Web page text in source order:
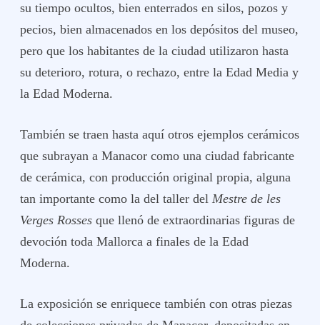
su tiempo ocultos, bien enterrados en silos, pozos y
pecios, bien almacenados en los depósitos del museo,
pero que los habitantes de la ciudad utilizaron hasta
su deterioro, rotura, o rechazo, entre la Edad Media y
la Edad Moderna.
También se traen hasta aquí otros ejemplos cerámicos
que subrayan a Manacor como una ciudad fabricante
de cerámica, con producción original propia, alguna
tan importante como la del taller delMestre de les
Verges Rosses que llenó de extraordinarias figuras de
devoción toda Mallorca a finales de la Edad
Moderna.
La exposición se enriquece también con otras piezas